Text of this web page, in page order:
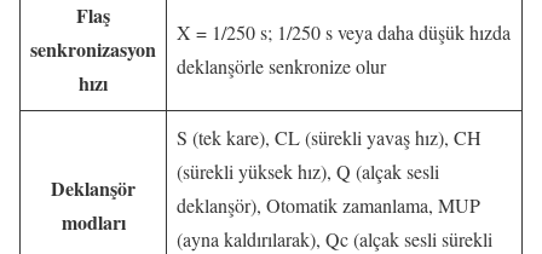
Flaş
senkronizasyon
hızı
X = 1/250 s; 1/250 s veya daha düşük hızda
deklanşörle senkronize olur
Deklanşör
modları
S (tek kare), CL (sürekli yavaş hız), CH
(sürekli yüksek hız), Q (alçak sesli
deklanşör), Otomatik zamanlama, MUP
(ayna kaldırılarak), Qc (alçak sesli sürekli